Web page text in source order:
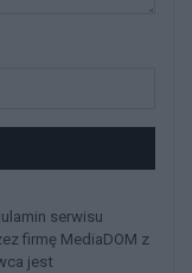
serwisu
firmę MediaDOM z
jest